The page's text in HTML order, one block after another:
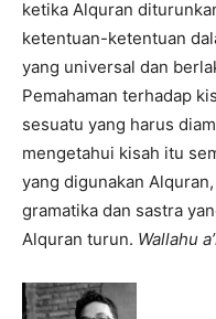
ketika Alquran
ketentuan-ketentuan
yang universal dan
Pemahaman terhadap
sesuatu yang harus
mengetahui kisah itu
yang digunakan
gramatika dan sastra
Alquran turun. Wallahu